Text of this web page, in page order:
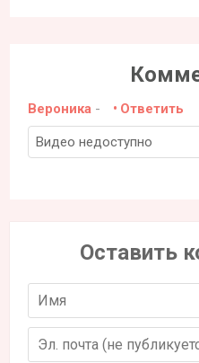
Вероника - Ответить
Видео недоступно
Оставить